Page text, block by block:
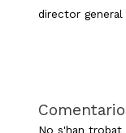
director
No s'han trobat